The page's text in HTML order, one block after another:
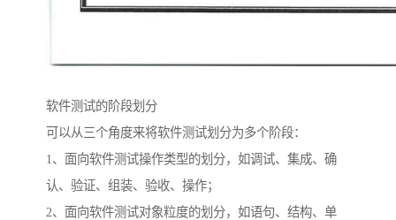
软件测试的阶段划分
可以从三个角度来将软件测试划分为多个阶段：
1、面向软件测试操作类型的划分，如调试、集成、确
认、验证、组装、验收、操作；
2、面向软件测试对象粒度的划分，如语句、结构、单